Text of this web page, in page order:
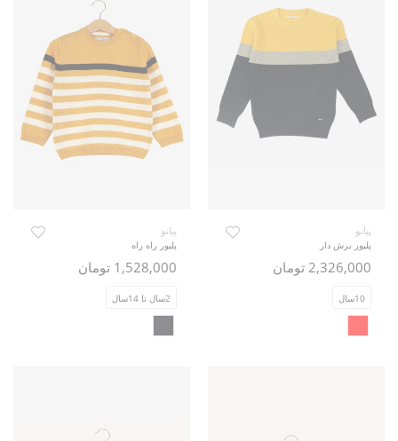
پیانو
پلیور برش دار
2,326,000 تومان
10سال
پیانو
پلیور راه راه
1,528,000 تومان
2سال تا 14سال